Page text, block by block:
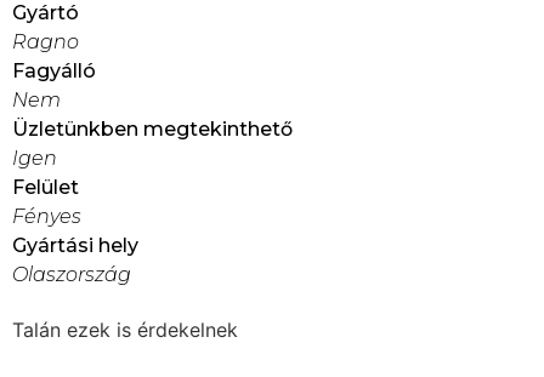
Gyártó
Ragno
Fagyálló
Nem
Üzletünkben megtekinthető
Igen
Felület
Fényes
Gyártási hely
Olaszország
Talán ezek is érdekelnek